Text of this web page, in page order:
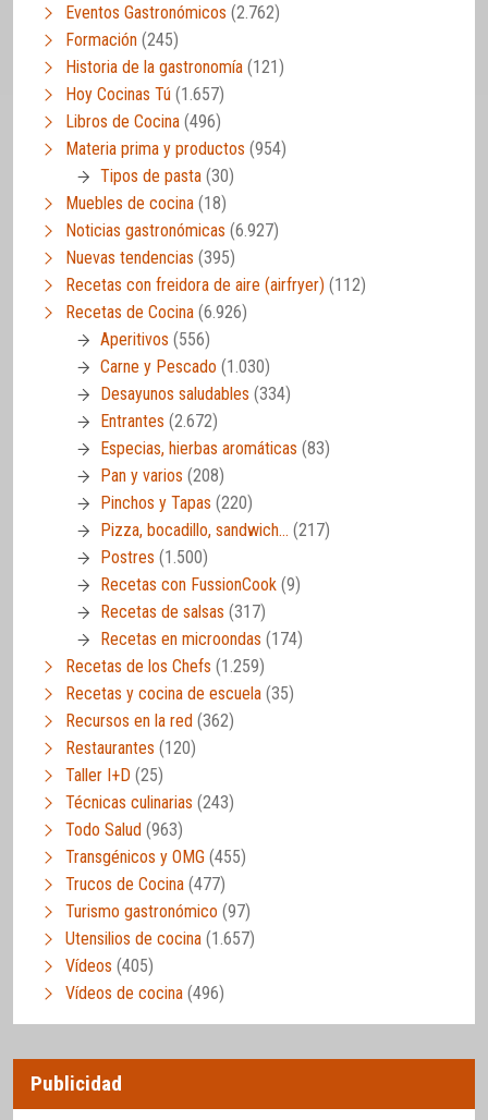
Eventos Gastronómicos (2.762)
Formación (245)
Historia de la gastronomía (121)
Hoy Cocinas Tú (1.657)
Libros de Cocina (496)
Materia prima y productos (954)
Tipos de pasta (30)
Muebles de cocina (18)
Noticias gastronómicas (6.927)
Nuevas tendencias (395)
Recetas con freidora de aire (airfryer) (112)
Recetas de Cocina (6.926)
Aperitivos (556)
Carne y Pescado (1.030)
Desayunos saludables (334)
Entrantes (2.672)
Especias, hierbas aromáticas (83)
Pan y varios (208)
Pinchos y Tapas (220)
Pizza, bocadillo, sandwich… (217)
Postres (1.500)
Recetas con FussionCook (9)
Recetas de salsas (317)
Recetas en microondas (174)
Recetas de los Chefs (1.259)
Recetas y cocina de escuela (35)
Recursos en la red (362)
Restaurantes (120)
Taller I+D (25)
Técnicas culinarias (243)
Todo Salud (963)
Transgénicos y OMG (455)
Trucos de Cocina (477)
Turismo gastronómico (97)
Utensilios de cocina (1.657)
Vídeos (405)
Vídeos de cocina (496)
Publicidad